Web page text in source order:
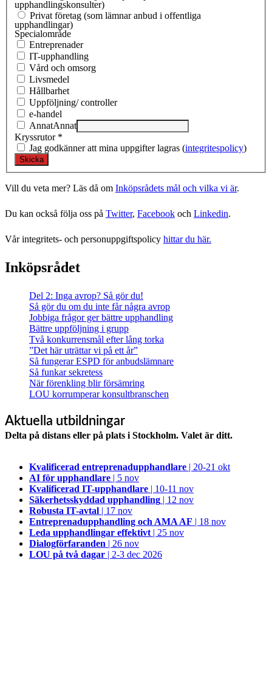
upphandlingskonsulter)
Privat företag (som lämnar anbud i offentliga
upphandlingar)
Specialområde
Entreprenad­er
IT-upphandling
Vård och omsorg
Livsmedel
Hållbarhet
Uppföljning/ controller
e-handel
AnnatAnnat
Kryssrutor *
Jag godkänner att mina uppgifter lagras (integritespolicy)
Vill du veta mer? Läs då om Inköpsrådets mål och vilka vi är.
Du kan också följa oss på Twitter, Facebook och Linkedin.
Vår integritets- och personuppgiftspolicy hittar du här.
Inköpsrådet
Del 2: Inga avrop? Så gör du!
Så gör du om du inte får några avrop
Jobbiga frågor ger bättre upphandling
Bättre uppföljning i grupp
Två konkurrensmål efter lång torka
”Det här uträttar vi på ett år”
Så fungerar ESPD för anbudslämnare
Så funkar sekretess
När förenkling blir försämring
LOU korrumperar konsultbranschen
Aktuella utbildningar
Delta på distans eller på plats i Stockholm. Valet är ditt.
Kvalificerad entreprenad­upphandlare | 20-21 okt
AI för upphandlare | 5 nov
Kvalificerad IT-upphandlare | 10-11 nov
Säkerhetsskyddad upphandling | 12 nov
Robusta IT-avtal | 17 nov
Entreprenadupphandling och AMA AF | 18 nov
Leda upphandlingar effektivt | 25 nov
Dialogförfaranden | 26 nov
LOU på två dagar | 2-3 dec 2026